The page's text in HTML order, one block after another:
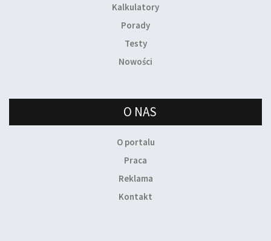
Kalkulatory
Porady
Testy
Nowości
O NAS
O portalu
Praca
Reklama
Kontakt